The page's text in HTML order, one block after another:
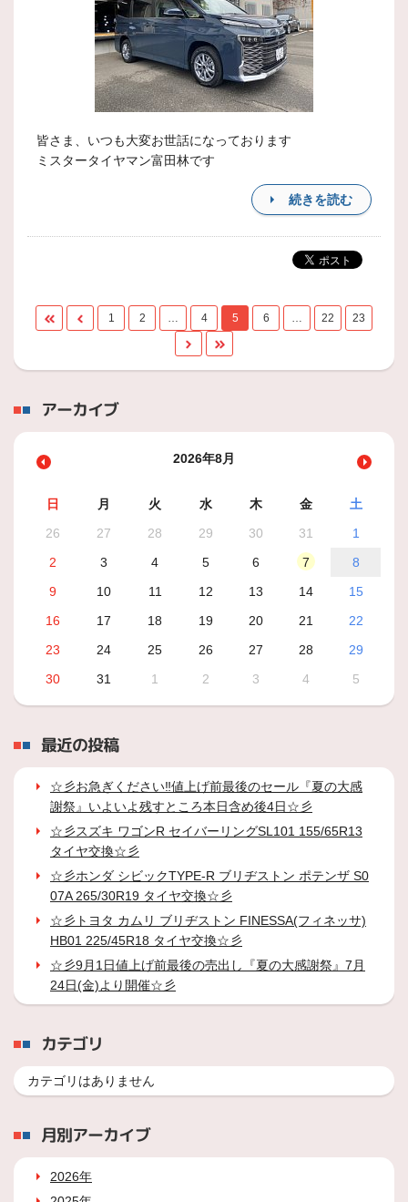
皆さま、いつも大変お世話になっております
ミスタータイヤマン富田林です
続きを読む
1 2 … 4 5 6 … 22 23
アーカイブ
2026年8月
日 月 火 水 木 金
土
26
27 28 29 30 31
1
2
3 4 5 6 7
8
9
10 11 12 13 14
15
16
17 18 19 20 21
22
23
24 25 26 27 28
29
30
31 1 2 3 4 5
最近の投稿
☆彡お急ぎください‼値上げ前最後のセール『夏の大感
謝祭』いよいよ残すところ本日含め後4日☆彡
☆彡スズキ ワゴンR セイバーリングSL101 155/65R13
タイヤ交換☆彡
☆彡ホンダ シビックTYPE-R ブリヂストン ポテンザ S0
07A 265/30R19 タイヤ交換☆彡
☆彡トヨタ カムリ ブリヂストン FINESSA(フィネッサ)
HB01 225/45R18 タイヤ交換☆彡
☆彡9月1日値上げ前最後の売出し『夏の大感謝祭』7月
24日(金)より開催☆彡
カテゴリ
カテゴリはありません
月別アーカイブ
2026年